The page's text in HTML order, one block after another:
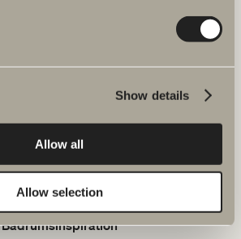
Show details
Allow all
Allow selection
Produkter
Ritverktyg
Hållbarhet
Badrumsinspiration